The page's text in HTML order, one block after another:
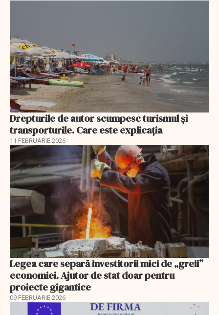
Drepturile de autor scumpesc turismul și
transporturile. Care este explicația
11 FEBRUARIE 2026
Legea care separă investitorii mici de „greii”
economiei. Ajutor de stat doar pentru
proiecte gigantice
09 FEBRUARIE 2026